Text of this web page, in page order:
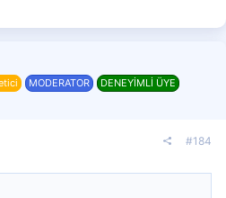
MODERATOR DENEYİMLİ ÜYE
#184